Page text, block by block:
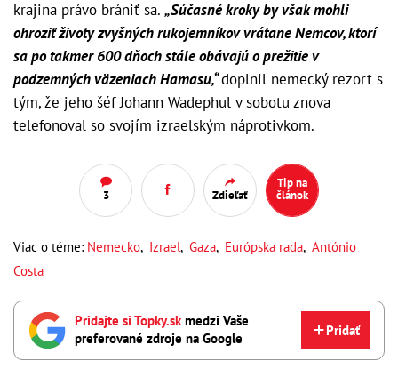
krajina právo brániť sa. „Súčasné kroky by však mohli
ohroziť životy zvyšných rukojemníkov vrátane Nemcov, ktorí
sa po takmer 600 dňoch stále obávajú o prežitie v
podzemných väzeniach Hamasu,“doplnil nemecký rezort s
tým, že jeho šéf Johann Wadephul v sobotu znova
telefonoval so svojím izraelským náprotivkom.
3 Zdieľať
Tip na
článok
Viac o téme: Nemecko, Izrael, Gaza, Európska rada, António
Costa
Pridajte si Topky.skmedzi Vaše
preferované zdroje na Google
Pridať